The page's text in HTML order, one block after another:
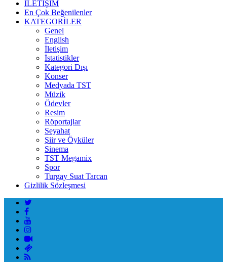
İLETİŞİM
En Çok Beğenilenler
KATEGORİLER
Genel
English
İletişim
İstatistikler
Kategori Dışı
Konser
Medyada TST
Müzik
Ödevler
Resim
Röportajlar
Seyahat
Şiir ve Öyküler
Sinema
TST Megamix
Spor
Turgay Suat Tarcan
Gizlilik Sözleşmesi